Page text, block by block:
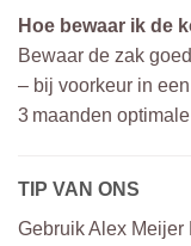
Hoe bewaar ik de
Bewaar de zak
– bij voorkeur in
3 maanden
TIP VAN ONS
Gebruik Alex Meijer